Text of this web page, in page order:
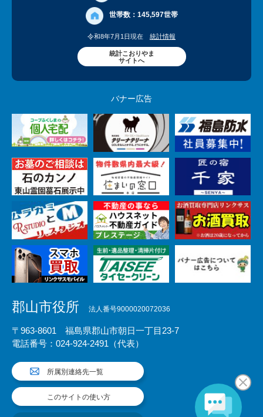
世帯数： 145,597世帯
令和8年7月1日現在 統計情報
統計こおりやま
サイトへ
バナー広告
郡山市役所 法人番号9000020072036
〒963-8601 福島県郡山市朝日一丁目23-7
電話番号：024-924-2491（代表）
所属別連絡先一覧
このサイトの使い方